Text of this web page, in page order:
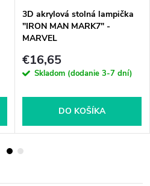
3D akrylová stolná lampička
"IRON MAN MARK7" -
MARVEL
€16,65
Skladom (dodanie 3-7 dní)
DO KOŠÍKA